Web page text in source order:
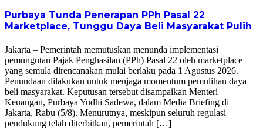
Purbaya Tunda Penerapan PPh Pasal 22
Marketplace, Tunggu Daya Beli Masyarakat Pulih
Jakarta – Pemerintah memutuskan menunda implementasi
pemungutan Pajak Penghasilan (PPh) Pasal 22 oleh marketplace
yang semula direncanakan mulai berlaku pada 1 Agustus 2026.
Penundaan dilakukan untuk menjaga momentum pemulihan daya
beli masyarakat. Keputusan tersebut disampaikan Menteri
Keuangan, Purbaya Yudhi Sadewa, dalam Media Briefing di
Jakarta, Rabu (5/8). Menurutnya, meskipun seluruh regulasi
pendukung telah diterbitkan, pemerintah […]